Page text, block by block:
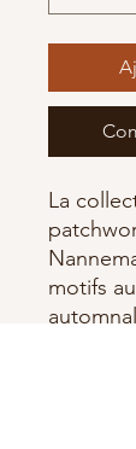
La
motifs